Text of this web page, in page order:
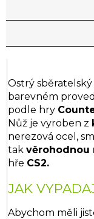
Ostrý
barevném
podle hry
Nůž je vyroben z
nerezová ocel,
tak věrohodnou
hře CS2.
JAK
Abychom měli